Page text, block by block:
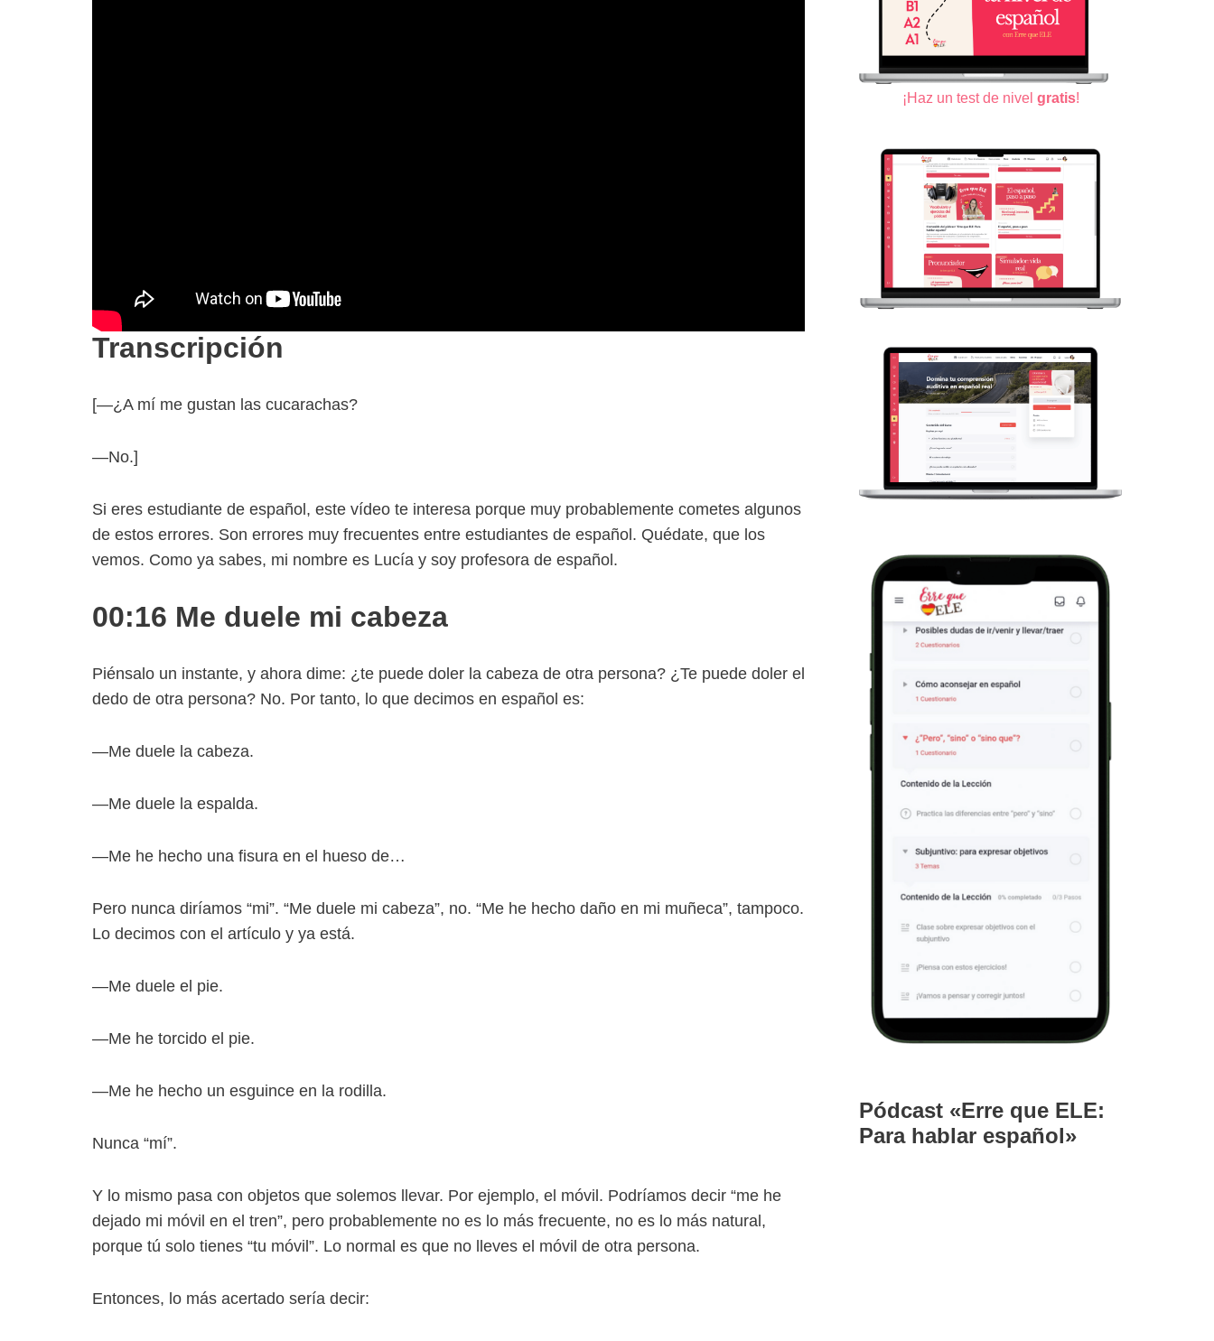
Transcripción
[—¿A mí me gustan las cucarachas?
—No.]
Si eres estudiante de español, este vídeo te interesa porque muy probablemente cometes algunos
de estos errores. Son errores muy frecuentes entre estudiantes de español. Quédate, que los
vemos. Como ya sabes, mi nombre es Lucía y soy profesora de español.
00:16 Me duele mi cabeza
Piénsalo un instante, y ahora dime: ¿te puede doler la cabeza de otra persona? ¿Te puede doler el
dedo de otra persona? No. Por tanto, lo que decimos en español es:
—Me duele la cabeza.
—Me duele la espalda.
—Me he hecho una fisura en el hueso de…
Pero nunca diríamos “mi”. “Me duele mi cabeza”, no. “Me he hecho daño en mi muñeca”, tampoco.
Lo decimos con el artículo y ya está.
—Me duele el pie.
—Me he torcido el pie.
—Me he hecho un esguince en la rodilla.
Nunca “mí”.
Y lo mismo pasa con objetos que solemos llevar. Por ejemplo, el móvil. Podríamos decir “me he
dejado mi móvil en el tren”, pero probablemente no es lo más frecuente, no es lo más natural,
porque tú solo tienes “tu móvil”. Lo normal es que no lleves el móvil de otra persona.
Entonces, lo más acertado sería decir:
¡Haz un test de nivel gratis!
Pódcast «Erre que ELE:
Para hablar español»